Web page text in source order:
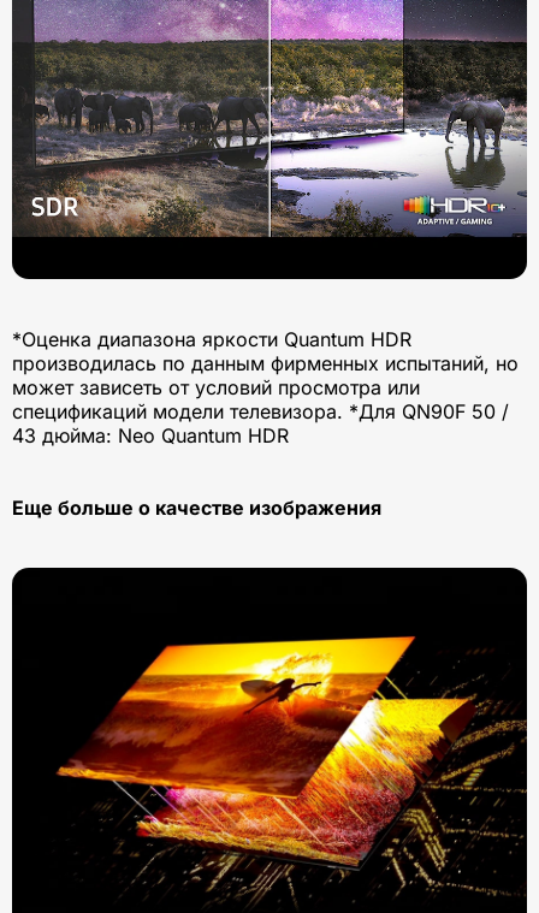
*Оценка диапазона яркости Quantum HDR
производилась по данным фирменных испытаний, но
может зависеть от условий просмотра или
спецификаций модели телевизора. *Для QN90F 50 /
43 дюйма: Neo Quantum HDR
Еще больше о качестве изображения